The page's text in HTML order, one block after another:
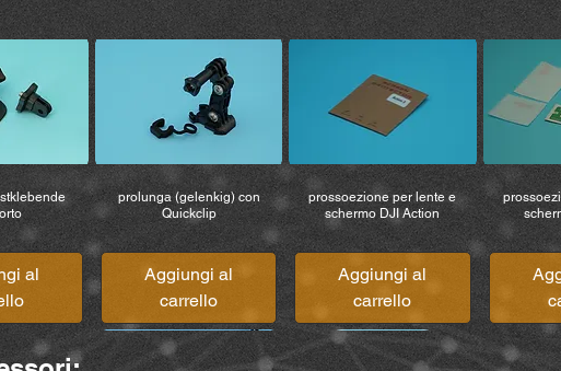
che si
al
prolunga (gelenkig) con
Quickclip
Aggiungi al
carrello
prossoezione per lente e
schermo DJI Action
Aggiungi al
carrello